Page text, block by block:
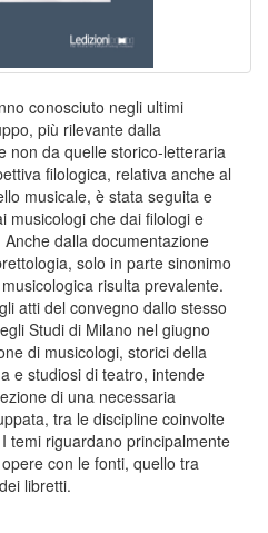
conosciuto negli ultimi
più rilevante dalla
non da quelle storico-letteraria
filologica, relativa anche al
musicale, è stata seguita e
musicologi che dai filologi e
dalla documentazione
solo in parte sinonimo
risulta prevalente.
atti del convegno dallo stesso
Studi di Milano nel giugno
di musicologi, storici della
e studiosi di teatro, intende
di una necessaria
tra le discipline coinvolte
temi riguardano principalmente
con le fonti, quello tra
libretti.